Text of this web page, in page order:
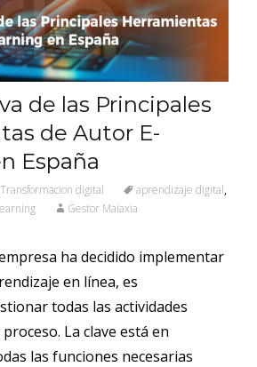
de las Principales
de Autor E-
España
Transformacion digital aprendizaje digital,
Gestor Maiaxia
ha decidido implementar
en línea, es
todas las actividades
La clave está en
las funciones necesarias